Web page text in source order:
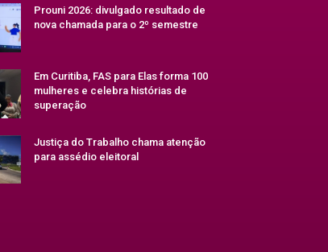
Prouni 2026: divulgado resultado de
nova chamada para o 2º semestre
Em Curitiba, FAS para Elas forma 100
mulheres e celebra histórias de
superação
Justiça do Trabalho chama atenção
para assédio eleitoral